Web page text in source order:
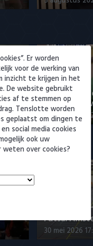
PSV
ervaren
6 augustus
Futsal
30 mei 2026
Er worden
voor de werking van
inzicht te krijgen in het
De website gebruikt
af te stemmen op
Tenslotte worden
geplaatst om dingen te
social media cookies
ook uw
over cookies?